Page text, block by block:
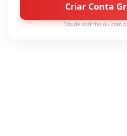
Criar Conta
Estude sozinho ou com